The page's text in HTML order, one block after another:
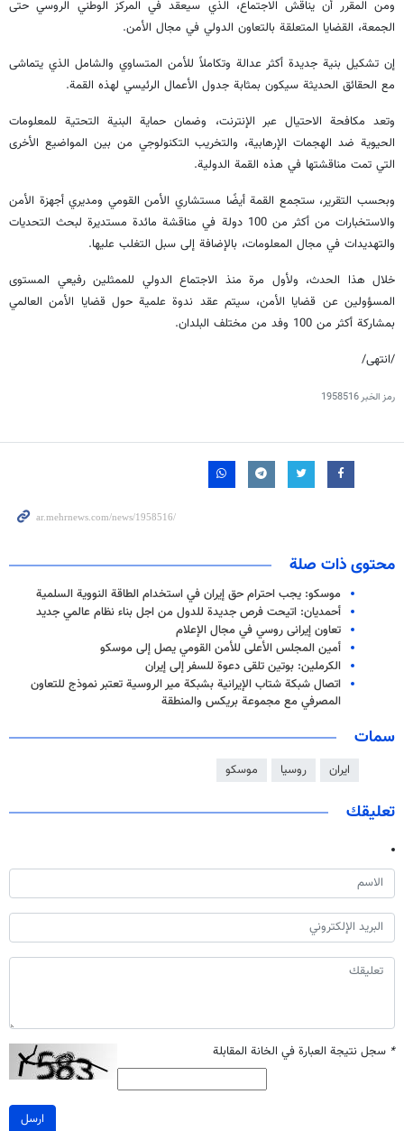
ومن المقرر أن يناقش الاجتماع، الذي سيعقد في المركز الوطني الروسي حتى
الجمعة، القضايا المتعلقة بالتعاون الدولي في مجال الأمن.
إن تشكيل بنية جديدة أكثر عدالة وتكاملاً للأمن المتساوي والشامل الذي يتماشى
مع الحقائق الحديثة سيكون بمثابة جدول الأعمال الرئيسي لهذه القمة.
وتعد مكافحة الاحتيال عبر الإنترنت، وضمان حماية البنية التحتية للمعلومات
الحيوية ضد الهجمات الإرهابية، والتخريب التكنولوجي من بين المواضيع الأخرى
التي تمت مناقشتها في هذه القمة الدولية.
وبحسب التقرير، ستجمع القمة أيضًا مستشاري الأمن القومي ومديري أجهزة الأمن
والاستخبارات من أكثر من 100 دولة في مناقشة مائدة مستديرة لبحث التحديات
والتهديدات في مجال المعلومات، بالإضافة إلى سبل التغلب عليها.
خلال هذا الحدث، ولأول مرة منذ الاجتماع الدولي للممثلين رفيعي المستوى
المسؤولين عن قضايا الأمن، سيتم عقد ندوة علمية حول قضايا الأمن العالمي
بمشاركة أكثر من 100 وفد من مختلف البلدان.
/انتهى/
رمز الخبر1958516
محتوى ذات صلة
موسكو: يجب احترام حق إيران في استخدام الطاقة النووية السلمية
أحمديان: اتيحت فرص جديدة للدول من اجل بناء نظام عالمي جديد
تعاون إيرانی روسي في مجال الإعلام
أمين المجلس الأعلى للأمن القومي يصل إلى موسكو
الكرملين: بوتين تلقى دعوة للسفر إلى إيران
اتصال شبكة شتاب الإيرانية بشبكة مير الروسية تعتبر نموذج للتعاون
المصرفي مع مجموعة بريكس والمنطقة
سمات
ايران روسيا موسكو
تعليقك
* سجل نتيجة العبارة في الخانة المقابلة
ارسل